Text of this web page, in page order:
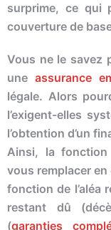
surprime, ce qui
couverture de
Vous ne le savez
une assurance
légale. Alors
l’exigent-elles
l’obtention d’un
Ainsi, la fonction
vous remplacer
fonction de l’aléa
restant dû
(garanties